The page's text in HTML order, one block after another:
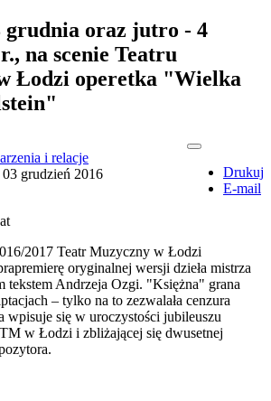
grudnia oraz jutro - 4
na scenie Teatru
Łodzi operetka "Wielka
Drukuj
E-mail
i relacje
grudzień 2016
2017 Teatr Muzyczny w Łodzi
oryginalnej wersji dzieła mistrza
tekstem Andrzeja Ozgi. "Księżna" grana
– tylko na to zezwalała cenzura
wpisuje się w uroczystości jubileuszu
w Łodzi i zbliżającej się dwusetnej